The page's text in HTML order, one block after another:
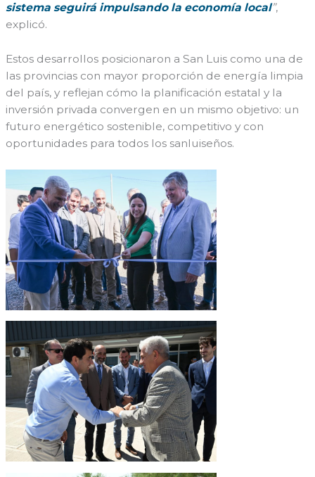
sistema seguirá impulsando la economía local”,
explicó.
Estos desarrollos posicionaron a San Luis como una de
las provincias con mayor proporción de energía limpia
del país, y reflejan cómo la planificación estatal y la
inversión privada convergen en un mismo objetivo: un
futuro energético sostenible, competitivo y con
oportunidades para todos los sanluiseños.